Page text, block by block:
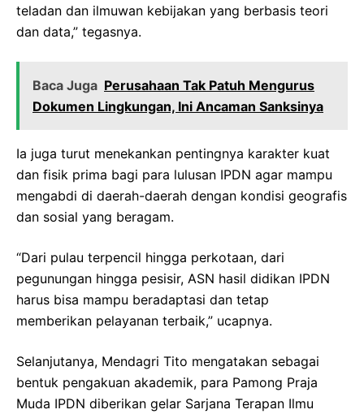
teladan dan ilmuwan kebijakan yang berbasis teori
dan data,” tegasnya.
Baca Juga Perusahaan Tak Patuh Mengurus
Dokumen Lingkungan, Ini Ancaman Sanksinya
Ia juga turut menekankan pentingnya karakter kuat
dan fisik prima bagi para lulusan IPDN agar mampu
mengabdi di daerah-daerah dengan kondisi geografis
dan sosial yang beragam.
“Dari pulau terpencil hingga perkotaan, dari
pegunungan hingga pesisir, ASN hasil didikan IPDN
harus bisa mampu beradaptasi dan tetap
memberikan pelayanan terbaik,” ucapnya.
Selanjutanya, Mendagri Tito mengatakan sebagai
bentuk pengakuan akademik, para Pamong Praja
Muda IPDN diberikan gelar Sarjana Terapan Ilmu